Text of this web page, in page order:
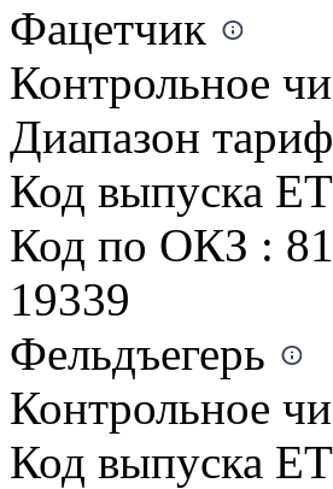
Фацетчик
Контрольное
Диапазон
Код выпуска
Код по ОКЗ :
19339
Фельдъегерь
Контрольное
Код выпуска